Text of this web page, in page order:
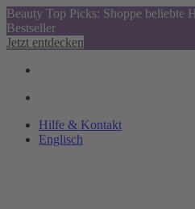
Beauty Top Picks: Shoppe beliebte
Bestseller
Jetzt entdecken
Hilfe & Kontakt
Englisch